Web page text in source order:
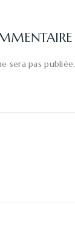
sera pas publiée.